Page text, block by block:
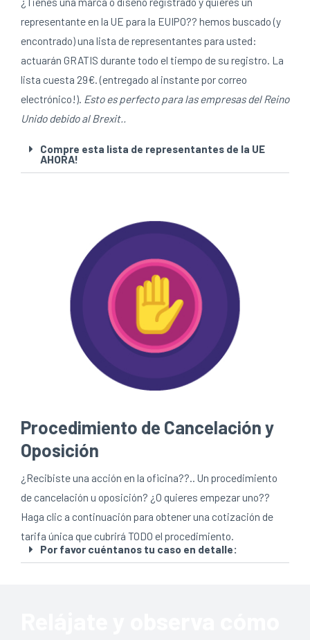
representante en la UE para la EUIPO?? hemos buscado (y
encontrado) una lista de representantes para usted:
actuarán GRATIS durante todo el tiempo de su registro. La
lista cuesta 29€. (entregado al instante por correo
electrónico!). Esto es perfecto para las empresas del Reino
Unido debido al Brexit..
Compre esta lista de representantes de la UE
AHORA!
Procedimiento de Cancelación y
Oposición
¿Recibiste una acción en la oficina??.. Un procedimiento
de cancelación u oposición? ¿O quieres empezar uno??
Haga clic a continuación para obtener una cotización de
tarifa única que cubrirá TODO el procedimiento.
Por favor cuéntanos tu caso en detalle: